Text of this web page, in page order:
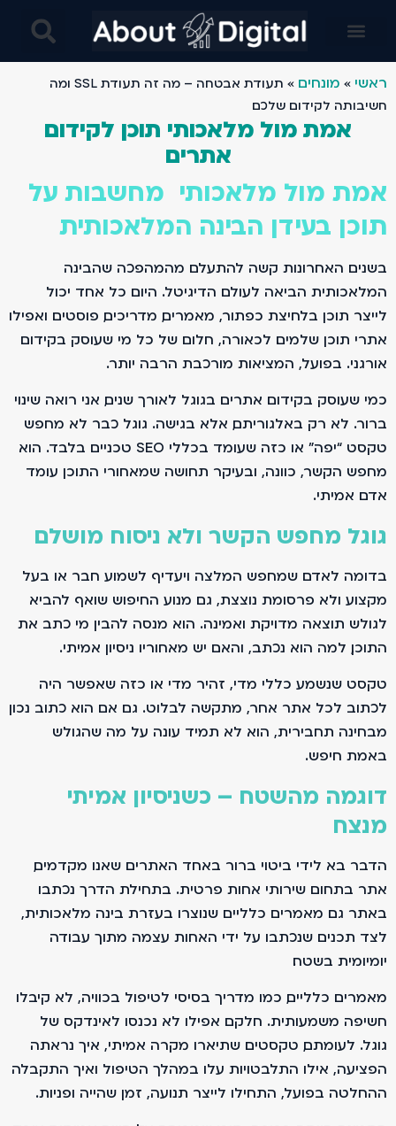
ראשי » מונחים »
תעודת אבטחה – מה זה תעודת SSL ומה
חשיבותה לקידום שלכם
אמת מול מלאכותי תוכן לקידום
אתרים
אמת מול מלאכותי מחשבות על
תוכן בעידן הבינה המלאכותית
בשנים האחרונות קשה להתעלם מהמהפכה שהבינה
המלאכותית הביאה לעולם הדיגיטל. היום כל אחד יכול
לייצר תוכן בלחיצת כפתור, מאמרים, מדריכים, פוסטים ואפילו
אתרי תוכן שלמים. לכאורה, חלום של כל מי שעוסק בקידום
אורגני. בפועל, המציאות מורכבת הרבה יותר.
כמי שעוסק בקידום אתרים בגוגל לאורך שנים, אני רואה שינוי
ברור. לא רק באלגוריתם, אלא בגישה. גוגל כבר לא מחפש
טקסט “יפה” או כזה שעומד בכללי SEO טכניים בלבד. הוא
מחפש הקשר, כוונה, ובעיקר תחושה שמאחורי התוכן עומד
אדם אמיתי.
גוגל מחפש הקשר ולא ניסוח מושלם
בדומה לאדם שמחפש המלצה ויעדיף לשמוע חבר או בעל
מקצוע ולא פרסומת נוצצת, גם מנוע החיפוש שואף להביא
לגולש תוצאה מדויקת ואמינה. הוא מנסה להבין מי כתב את
התוכן, למה הוא נכתב, והאם יש מאחוריו ניסיון אמיתי.
טקסט שנשמע כללי מדי, זהיר מדי או כזה שאפשר היה
לכתוב לכל אתר אחר, מתקשה לבלוט. גם אם הוא כתוב נכון
מבחינה תחבירית, הוא לא תמיד עונה על מה שהגולש
באמת חיפש.
דוגמה מהשטח – כשניסיון אמיתי
מנצח
הדבר בא לידי ביטוי ברור באחד האתרים שאנו מקדמים,
אתר בתחום שירותי אחות פרטית. בתחילת הדרך נכתבו
באתר גם מאמרים כלליים שנוצרו בעזרת בינה מלאכותית,
לצד תכנים שנכתבו על ידי האחות עצמה מתוך עבודה
יומיומית בשטח.
מאמרים כלליים, כמו מדריך בסיסי לטיפול בכוויה, לא קיבלו
חשיפה משמעותית. חלקם אפילו לא נכנסו לאינדקס של
גוגל. לעומתם, טקסטים שתיארו מקרה אמיתי, איך נראתה
הפציעה, אילו התלבטויות עלו במהלך הטיפול ואיך התקבלה
ההחלטה בפועל, התחילו לייצר תנועה, זמן שהייה ופניות.